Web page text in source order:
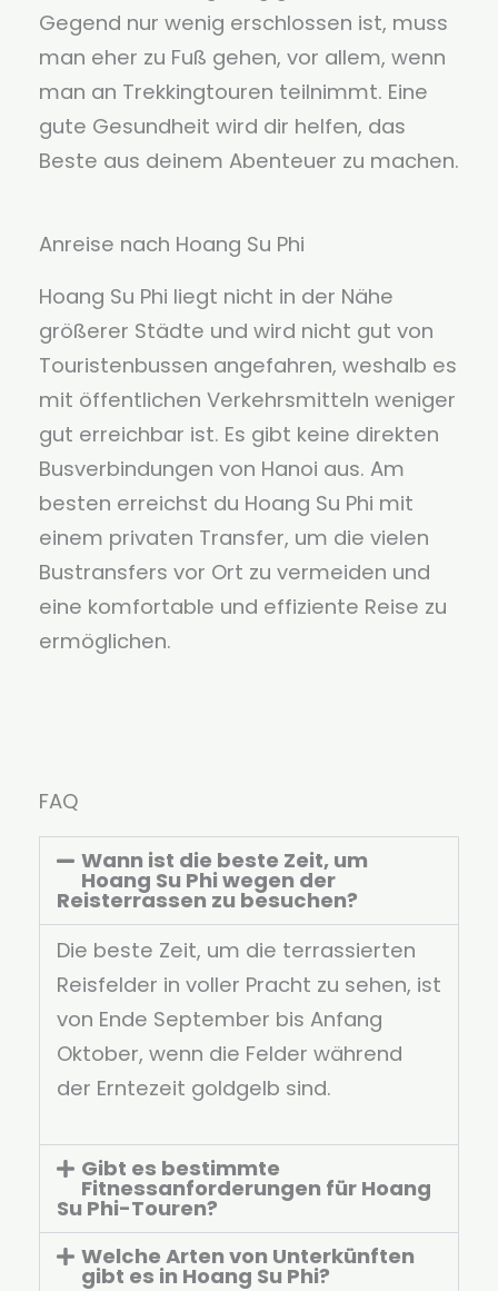
Gegend nur wenig erschlossen ist, muss
man eher zu Fuß gehen, vor allem, wenn
man an Trekkingtouren teilnimmt. Eine
gute Gesundheit wird dir helfen, das
Beste aus deinem Abenteuer zu machen.
Anreise nach Hoang Su Phi
Hoang Su Phi liegt nicht in der Nähe
größerer Städte und wird nicht gut von
Touristenbussen angefahren, weshalb es
mit öffentlichen Verkehrsmitteln weniger
gut erreichbar ist. Es gibt keine direkten
Busverbindungen von Hanoi aus. Am
besten erreichst du Hoang Su Phi mit
einem privaten Transfer, um die vielen
Bustransfers vor Ort zu vermeiden und
eine komfortable und effiziente Reise zu
ermöglichen.
FAQ
Wann ist die beste Zeit, um
Hoang Su Phi wegen der
Reisterrassen zu besuchen?
Die beste Zeit, um die terrassierten
Reisfelder in voller Pracht zu sehen, ist
von Ende September bis Anfang
Oktober, wenn die Felder während
der Erntezeit goldgelb sind.
Gibt es bestimmte
Fitnessanforderungen für Hoang
Su Phi-Touren?
Welche Arten von Unterkünften
gibt es in Hoang Su Phi?